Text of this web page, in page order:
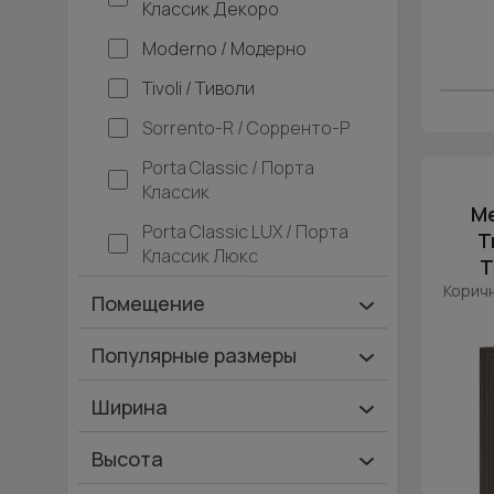
Классик Декоро
Moderno / Модерно
Tivoli / Тиволи
Sorrento-R / Сорренто-Р
Porta Classic / Порта
Классик
Porta Classic LUX / Порта
Классик Люкс
Помещение
Ванная и туалет
Дача
Популярные размеры
600х2000
Ширина
Ширина 40 см
Высота